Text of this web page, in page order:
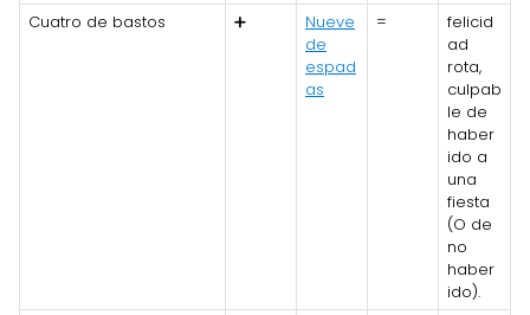
Cuatro de bastos
➕
Nueve
de
espad
as
=
felicid
ad
rota,
culpab
le de
haber
ido a
una
fiesta
(O de
no
haber
ido).